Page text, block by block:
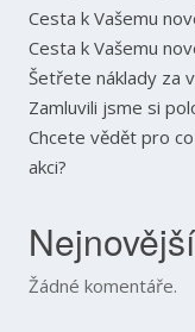
Cesta k Vašemu
Cesta k Vašemu
Šetřete náklady za
Zamluvili jsme si
Chcete vědět pro
akci?
Žádné komentáře.